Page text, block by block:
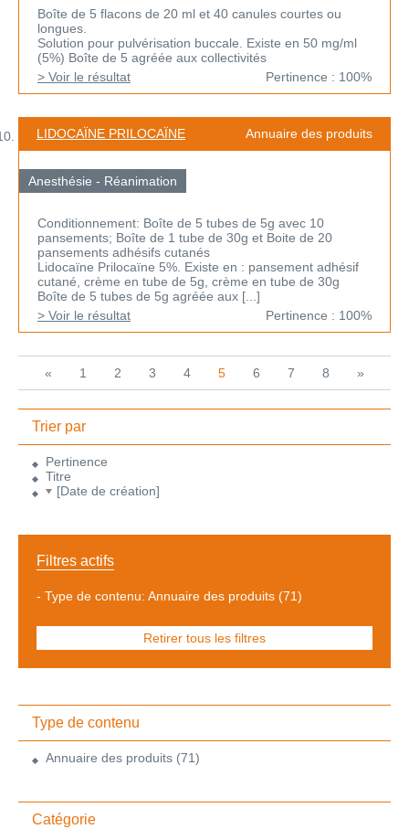
Boîte de 5 flacons de 20 ml et 40 canules courtes ou
longues.
Solution pour pulvérisation buccale. Existe en 50 mg/ml
(5%) Boîte de 5 agréée aux collectivités
> Voir le résultat
Pertinence : 100%
LIDOCAÏNE PRILOCAÏNE Annuaire des produits
Anesthésie - Réanimation
Conditionnement: Boîte de 5 tubes de 5g avec 10
pansements; Boîte de 1 tube de 30g et Boite de 20
pansements adhésifs cutanés
Lidocaïne Prilocaïne 5%. Existe en : pansement adhésif
cutané, crème en tube de 5g, crème en tube de 30g
Boîte de 5 tubes de 5g agréée aux [...]
> Voir le résultat
Pertinence : 100%
« 1 2 3 4 5 6 7 8 »
Trier par
Pertinence
Titre
[Date de création]
Filtres actifs
- Type de contenu: Annuaire des produits (71)
Retirer tous les filtres
Type de contenu
Annuaire des produits (71)
Catégorie